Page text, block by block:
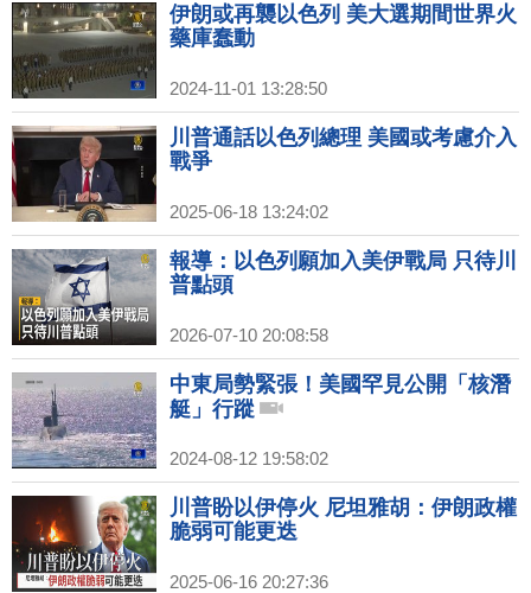
伊朗或再襲以色列 美大選期間世界火
藥庫蠢動
2024-11-01 13:28:50
川普通話以色列總理 美國或考慮介入
戰爭
2025-06-18 13:24:02
報導：以色列願加入美伊戰局 只待川
普點頭
2026-07-10 20:08:58
中東局勢緊張！美國罕見公開「核潛
艇」行蹤
2024-08-12 19:58:02
川普盼以伊停火 尼坦雅胡：伊朗政權
脆弱可能更迭
2025-06-16 20:27:36